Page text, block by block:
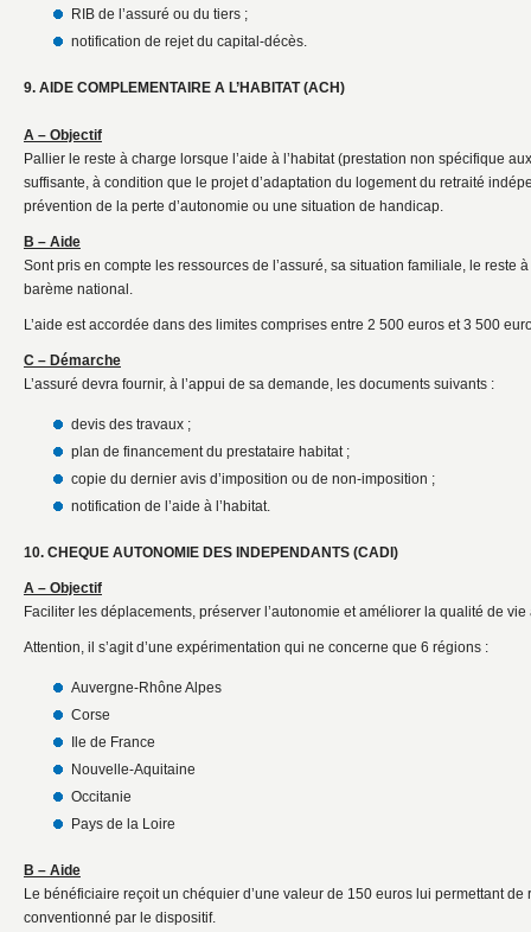
RIB de l’assuré ou du tiers ;
notification de rejet du capital-décès.
9. AIDE COMPLEMENTAIRE A L’HABITAT (ACH)
A – Objectif
Pallier le reste à charge lorsque l’aide à l’habitat (prestation non spécifique
suffisante, à condition que le projet d’adaptation du logement du retraité
prévention de la perte d’autonomie ou une situation de handicap.
B – Aide
Sont pris en compte les ressources de l’assuré, sa situation familiale, le reste
barème national.
L’aide est accordée dans des limites comprises entre 2 500 euros et 3 500
C – Démarche
L’assuré devra fournir, à l’appui de sa demande, les documents suivants :
devis des travaux ;
plan de financement du prestataire habitat ;
copie du dernier avis d’imposition ou de non-imposition ;
notification de l’aide à l’habitat.
10. CHEQUE AUTONOMIE DES INDEPENDANTS (CADI)
A – Objectif
Faciliter les déplacements, préserver l’autonomie et améliorer la qualité de
Attention, il s’agit d’une expérimentation qui ne concerne que 6 régions :
Auvergne-Rhône Alpes
Corse
Ile de France
Nouvelle-Aquitaine
Occitanie
Pays de la Loire
B – Aide
Le bénéficiaire reçoit un chéquier d’une valeur de 150 euros lui permettant
conventionné par le dispositif.